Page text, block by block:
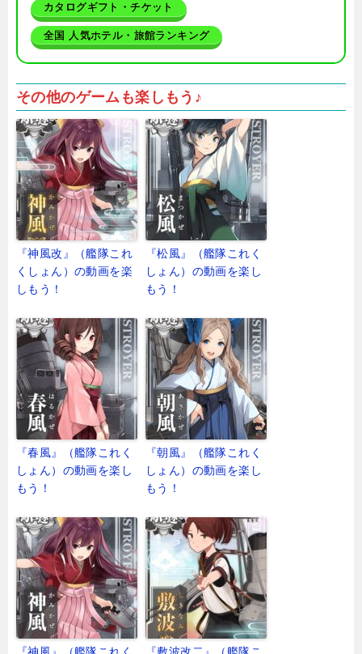
カタログギフト・チケット
全国 人気ホテル・旅館ランキング
その他のゲームも楽しもう♪
『神風改』（艦隊これ
くしょん）の動画を楽
しもう！
『松風』（艦隊これく
しょん）の動画を楽し
もう！
『春風』（艦隊これく
しょん）の動画を楽し
もう！
『朝風』（艦隊これく
しょん）の動画を楽し
もう！
『神風』（艦隊これく 『敷波改二』（艦隊こ